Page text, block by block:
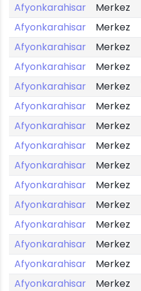
Afyonkarahisar
Merkez
Afyonkarahisar
Merkez
Afyonkarahisar
Merkez
Afyonkarahisar
Merkez
Afyonkarahisar
Merkez
Afyonkarahisar
Merkez
Afyonkarahisar
Merkez
Afyonkarahisar
Merkez
Afyonkarahisar
Merkez
Afyonkarahisar
Merkez
Afyonkarahisar
Merkez
Afyonkarahisar
Merkez
Afyonkarahisar
Merkez
Afyonkarahisar
Merkez
Afyonkarahisar
Merkez